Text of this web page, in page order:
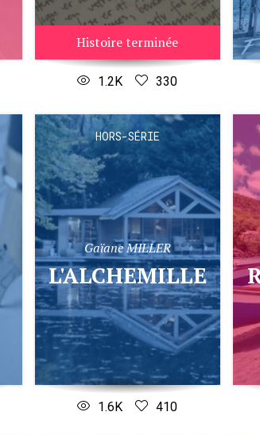
Histoire terminée
1.2K 330
HORS-SÉRIE
Gaïane MILLER
L'ALCHEMILLE
1.6K 410